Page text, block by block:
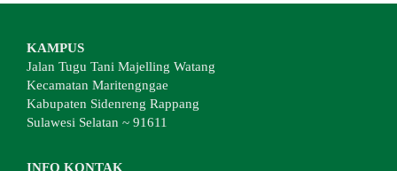
KAMPUS
Jalan Tugu Tani Majelling Watang
Kecamatan Maritengngae
Kabupaten Sidenreng Rappang
Sulawesi Selatan ~ 91611
INFO KONTAK